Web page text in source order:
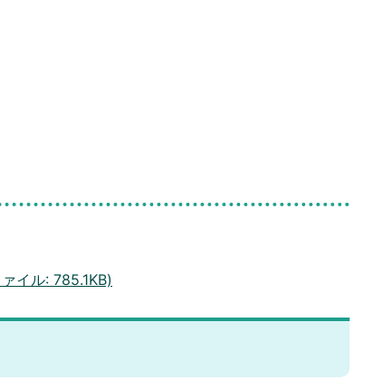
イル: 785.1KB)